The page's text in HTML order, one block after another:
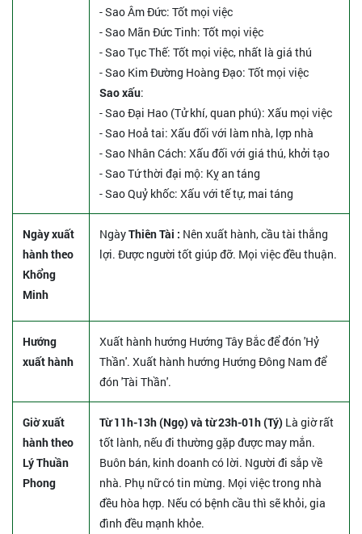
- Sao Âm Đức: Tốt mọi việc
- Sao Mãn Đức Tinh: Tốt mọi việc
- Sao Tục Thế: Tốt mọi việc, nhất là giá thú
- Sao Kim Đường Hoàng Đạo: Tốt mọi việc
Sao xấu:
- Sao Đại Hao (Tử khí, quan phú): Xấu mọi việc
- Sao Hoả tai: Xấu đối với làm nhà, lợp nhà
- Sao Nhân Cách: Xấu đối với giá thú, khởi tạo
- Sao Tứ thời đại mộ: Kỵ an táng
- Sao Quỷ khốc: Xấu với tế tự, mai táng
Ngày xuất
hành theo
Khổng
Minh
NgàyThiên Tài : Nên xuất hành, cầu tài thắng
lợi. Được người tốt giúp đỡ. Mọi việc đều thuận.
Hướng
xuất hành
Xuất hành hướng Hướng Tây Bắc để đón 'Hỷ
Thần'. Xuất hành hướng Hướng Đông Nam để
đón 'Tài Thần'.
Giờ xuất
hành theo
Lý Thuần
Phong
Từ 11h-13h (Ngọ) và từ 23h-01h (Tý) Là giờ rất
tốt lành, nếu đi thường gặp được may mắn.
Buôn bán, kinh doanh có lời. Người đi sắp về
nhà. Phụ nữ có tin mừng. Mọi việc trong nhà
đều hòa hợp. Nếu có bệnh cầu thì sẽ khỏi, gia
đình đều mạnh khỏe.